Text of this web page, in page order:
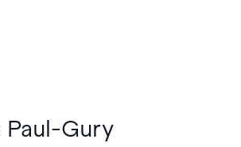
Paul-Gury